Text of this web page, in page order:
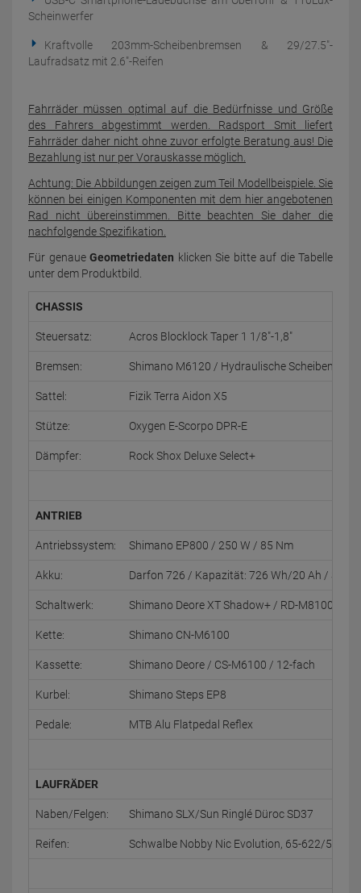
Scheinwerfer
Kraftvolle 203mm-Scheibenbremsen & 29/27.5"-
Laufradsatz mit 2.6"-Reifen
Fahrräder müssen optimal auf die Bedürfnisse und Größe
des Fahrers abgestimmt werden. Radsport Smit liefert
Fahrräder daher nicht ohne zuvor erfolgte Beratung aus! Die
Bezahlung ist nur per Vorauskasse möglich.
Achtung: Die Abbildungen zeigen zum Teil Modellbeispiele. Sie
können bei einigen Komponenten mit dem hier angebotenen
Rad nicht übereinstimmen. Bitte beachten Sie daher die
nachfolgende Spezifikation.
Für genaue Geometriedaten klicken Sie bitte auf die Tabelle
unter dem Produktbild.
CHASSIS
Steuersatz: Acros Blocklock Taper 1 1/8"-1,8"
Bremsen: Shimano M6120 / Hydraulische
Sattel: Fizik Terra Aidon X5
Stütze: Oxygen E-Scorpo DPR-E
Dämpfer: Rock Shox Deluxe Select+
ANTRIEB
Antriebssystem: Shimano EP800 / 250 W / 85 Nm
Akku: Darfon 726 / Kapazität: 726 Wh/20 Ah /
Schaltwerk: Shimano Deore XT Shadow+ / RD-M8100-
Kette: Shimano CN-M6100
Kassette: Shimano Deore / CS-M6100 / 12-fach
Kurbel: Shimano Steps EP8
Pedale: MTB Alu Flatpedal Reflex
LAUFRÄDER
Naben/Felgen: Shimano SLX/Sun Ringlé Düroc SD37
Reifen: Schwalbe Nobby Nic Evolution, 65-622/584